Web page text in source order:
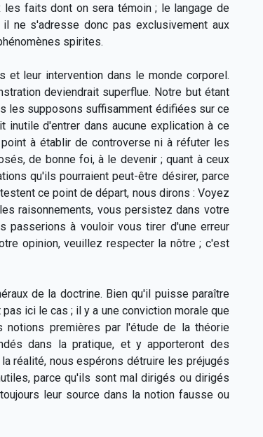
les faits dont on sera témoin ; le langage de
ne s'adresse donc pas exclusivement aux
spirites.
leur intervention dans le monde corporel.
deviendrait superflue. Notre but étant
les supposons suffisamment édifiées sur ce
d'entrer dans aucune explication à ce
à établir de controverse ni à réfuter les
de bonne foi, à le devenir ; quant à ceux
qu'ils pourraient peut-être désirer, parce
ce point de départ, nous dirons : Voyez
raisonnements, vous persistez dans votre
passerions à vouloir vous tirer d'une erreur
opinion, veuillez respecter la nôtre ; c'est
de la doctrine. Bien qu'il puisse paraître
ici le cas ; il y a une conviction morale que
notions premières par l'étude de la théorie
dans la pratique, et y apporteront des
réalité, nous espérons détruire les préjugés
parce qu'ils sont mal dirigés ou dirigés
leur source dans la notion fausse ou